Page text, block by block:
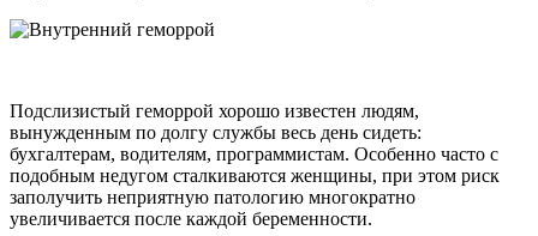
Подслизистый геморрой хорошо известен людям,
вынужденным по долгу службы весь день сидеть:
бухгалтерам, водителям, программистам. Особенно часто с
подобным недугом сталкиваются женщины, при этом риск
заполучить неприятную патологию многократно
увеличивается после каждой беременности.